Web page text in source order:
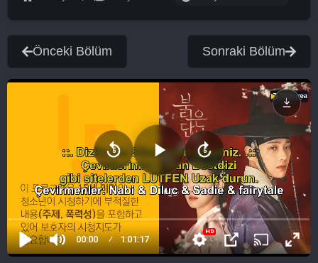
Önceki Bölüm Sonraki Bölüm